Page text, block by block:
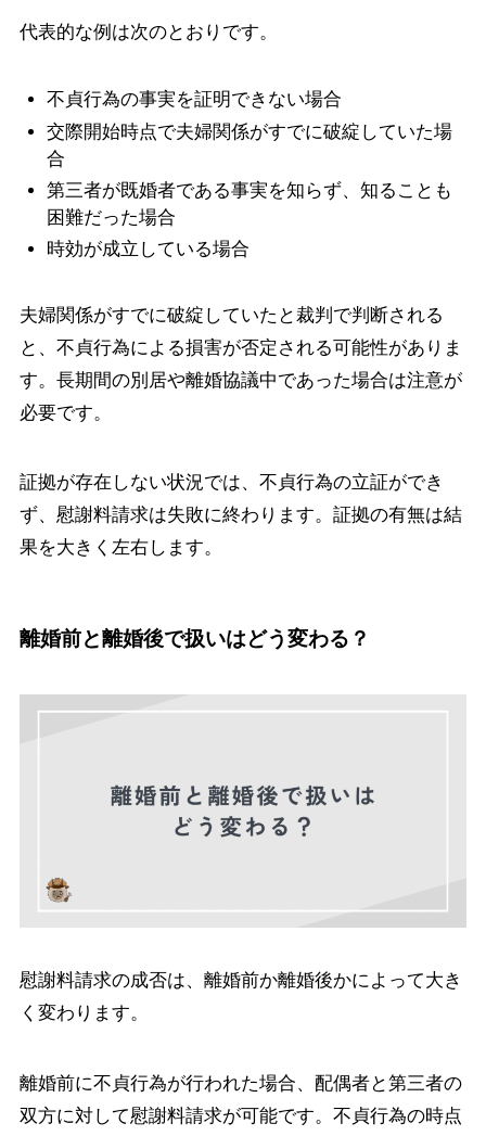
代表的な例は次のとおりです。
不貞行為の事実を証明できない場合
交際開始時点で夫婦関係がすでに破綻していた場
合
第三者が既婚者である事実を知らず、知ることも
困難だった場合
時効が成立している場合
夫婦関係がすでに破綻していたと裁判で判断される
と、不貞行為による損害が否定される可能性がありま
す。長期間の別居や離婚協議中であった場合は注意が
必要です。
証拠が存在しない状況では、不貞行為の立証ができ
ず、慰謝料請求は失敗に終わります。証拠の有無は結
果を大きく左右します。
離婚前と離婚後で扱いはどう変わる？
慰謝料請求の成否は、離婚前か離婚後かによって大き
く変わります。
離婚前に不貞行為が行われた場合、配偶者と第三者の
双方に対して慰謝料請求が可能です。不貞行為の時点